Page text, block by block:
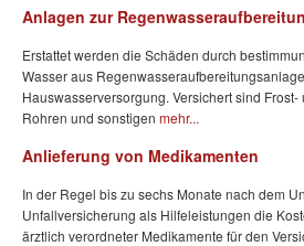
Anlagen zur
Erstattet werden die Schäden durch
Wasser aus
Hauswasserversorgung. Versichert sind
Rohren und sonstigen mehr...
Anlieferung von Medikamenten
In der Regel bis zu sechs Monate nach dem
Unfallversicherung als Hilfeleistungen die
ärztlich verordneter Medikamente für den